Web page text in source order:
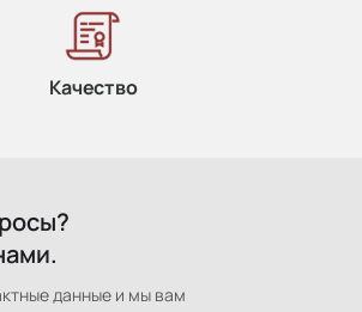
Качество
данные и мы вам